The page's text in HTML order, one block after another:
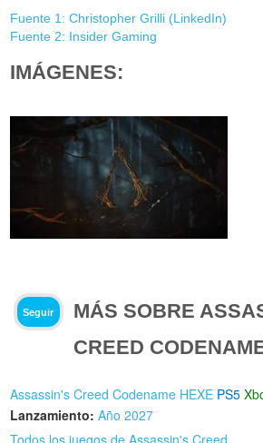
Fuente 1: Christopher Grilli (LinkedIn)
Fuente 2: Insider Gaming
IMÁGENES:
Seguir
MÁS SOBRE
CREED
Assassin's Creed Codename HEXE PS5
Lanzamiento: Año 2027